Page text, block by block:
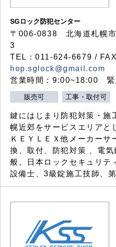
SGロック防犯センター
〒006-0838 北海道札幌
3
TEL：011-624-6679 /
hop.sglock@gmail.com
営業時間：9:00~18:00 緊
販売可 工事・取付可
鍵にはじまり防犯対策・施
幌近郊をサービスエリアと
ＫＥＹＬＥＸ他メーカーサ
換、取付、防犯対策 、電
般。日本ロックセキュリテ
設備士、3級錠施工技師、